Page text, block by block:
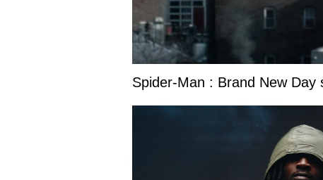
Spider-Man : Brand New